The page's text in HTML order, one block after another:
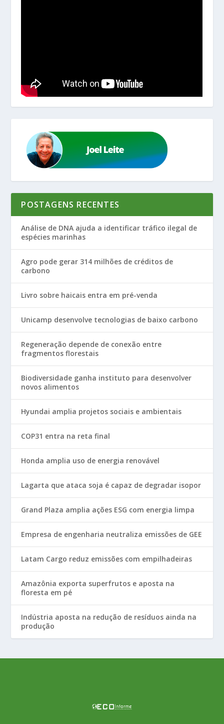
POSTAGENS RECENTES
Análise de DNA ajuda a identificar tráfico ilegal de
espécies marinhas
Agro pode gerar 314 milhões de créditos de
carbono
Livro sobre haicais entra em pré-venda
Unicamp desenvolve tecnologias de baixo carbono
Regeneração depende de conexão entre
fragmentos florestais
Biodiversidade ganha instituto para desenvolver
novos alimentos
Hyundai amplia projetos sociais e ambientais
COP31 entra na reta final
Honda amplia uso de energia renovável
Lagarta que ataca soja é capaz de degradar isopor
Grand Plaza amplia ações ESG com energia limpa
Empresa de engenharia neutraliza emissões de GEE
Latam Cargo reduz emissões com empilhadeiras
Amazônia exporta superfrutos e aposta na
floresta em pé
Indústria aposta na redução de resíduos ainda na
produção